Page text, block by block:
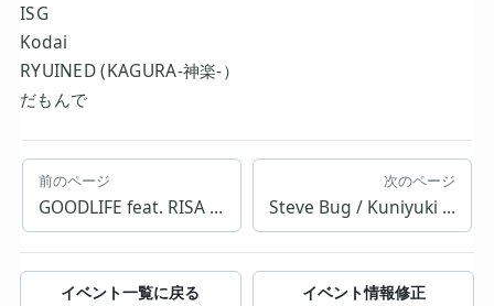
ISG
Kodai
RYUINED (KAGURA-神楽-）
だもんで
前のページ
GOODLIFE feat. RISA TANIGUCHI
次のページ
Steve Bug / Kuniyuki Takahashi / Sht
イベント一覧に戻る イベント情報修正